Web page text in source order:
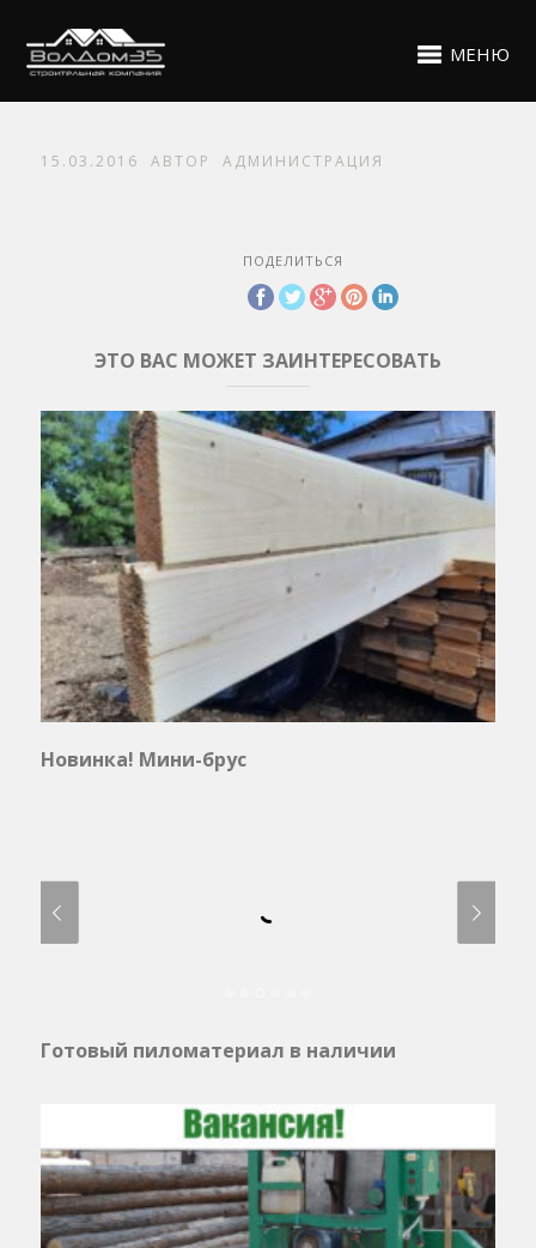
МЕНЮ
15.03.2016 АВТОР АДМИНИСТРАЦИЯ
ПОДЕЛИТЬСЯ
ЭТО ВАС МОЖЕТ ЗАИНТЕРЕСОВАТЬ
Новинка! Мини-брус
Готовый пиломатериал в наличии